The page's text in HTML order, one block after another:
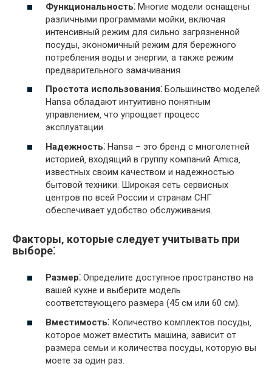
Функциональность⁚ Многие модели оснащены
различными программами мойки‚ включая
интенсивный режим для сильно загрязненной
посуды‚ экономичный режим для бережного
потребления воды и энергии‚ а также режим
предварительного замачивания.
Простота использования⁚ Большинство моделей
Hansa обладают интуитивно понятным
управлением‚ что упрощает процесс
эксплуатации.
Надежность⁚ Hansa – это бренд с многолетней
историей‚ входящий в группу компаний Amica‚
известных своим качеством и надежностью
бытовой техники. Широкая сеть сервисных
центров по всей России и странам СНГ
обеспечивает удобство обслуживания.
Факторы‚ которые следует учитывать при
выборе⁚
Размер⁚ Определите доступное пространство на
вашей кухне и выберите модель
соответствующего размера (45 см или 60 см).
Вместимость⁚ Количество комплектов посуды‚
которое может вместить машина‚ зависит от
размера семьи и количества посуды‚ которую вы
моете за один раз.